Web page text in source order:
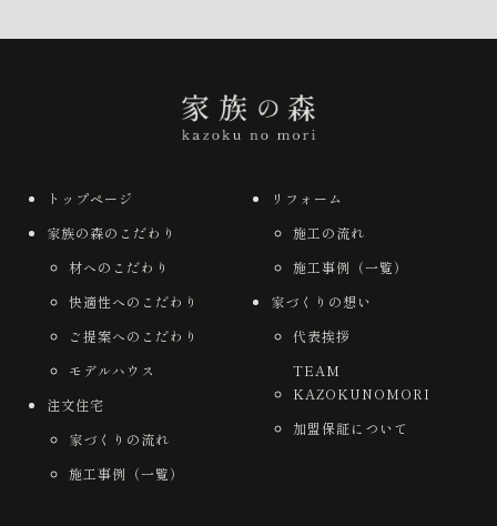
トップページ
家族の森のこだわり
材へのこだわり
快適性へのこだわり
ご提案へのこだわり
モデルハウス
注文住宅
家づくりの流れ
施工事例（一覧）
リフォーム
施工の流れ
施工事例（一覧）
家づくりの想い
代表挨拶
TEAM
KAZOKUNOMORI
加盟保証について